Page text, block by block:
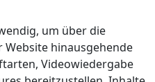
um über die
hinausgehende
Videowiedergabe